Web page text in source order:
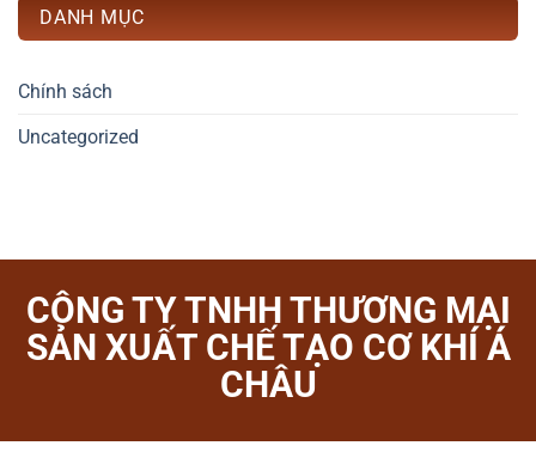
DANH MỤC
Chính sách
Uncategorized
CÔNG TY TNHH THƯƠNG MẠI
SẢN XUẤT CHẾ TẠO CƠ KHÍ Á
CHÂU